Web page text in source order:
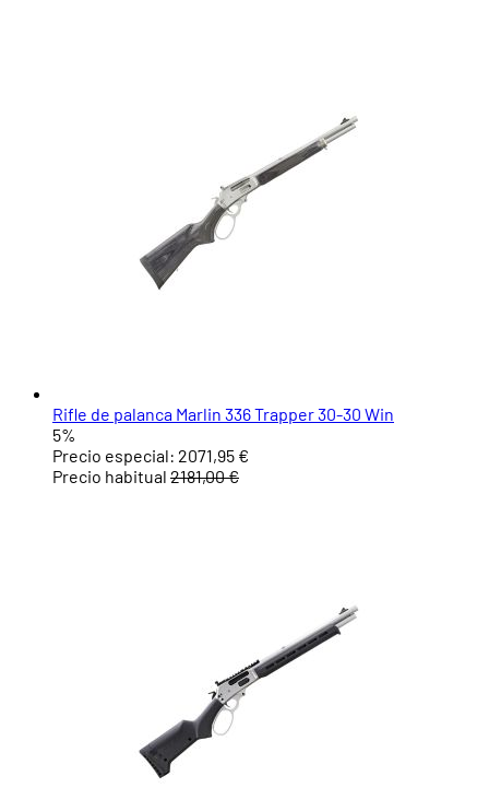
Rifle de palanca Marlin 336 Trapper 30-30 Win
5%
Precio especial: 2071,95 €
Precio habitual 2181,00 €